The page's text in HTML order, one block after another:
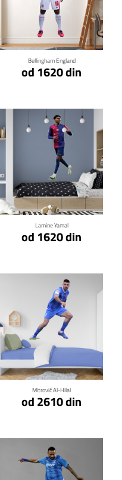
Bellingham England
od 1620 din
Klikni za detalje
Lamine Yamal
od 1620 din
Klikni za detalje
Mitrović Al-Hilal
od 2610 din
Klikni za detalje